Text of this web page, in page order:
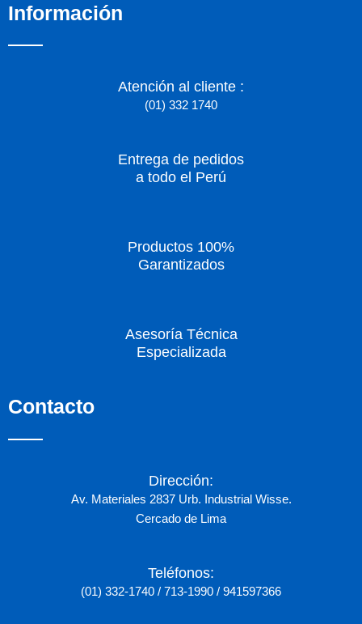
e
o
t
t
Información
Atención al cliente :
(01) 332 1740
Entrega de pedidos
a todo el Perú
Productos 100%
Garantizados
Asesoría Técnica
Especializada
Contacto
Dirección:
Av. Materiales 2837 Urb. Industrial Wisse.
Cercado de Lima
Teléfonos:
(01) 332-1740 / 713-1990 / 941597366